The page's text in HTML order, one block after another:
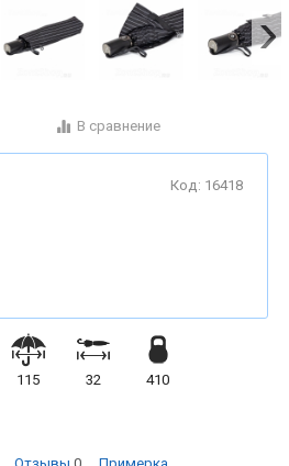
В сравнение
Код: 16418
115 32 410